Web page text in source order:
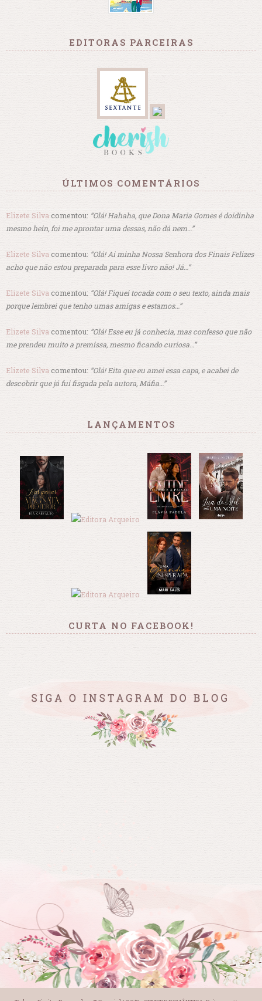
EDITORAS PARCEIRAS
ÚLTIMOS COMENTÁRIOS
Elizete Silva comentou: “Olá! Hahaha, que Dona Maria Gomes é doidinha
mesmo hein, foi me aprontar uma dessas, não dá nem…”
Elizete Silva comentou: “Olá! Ai minha Nossa Senhora dos Finais Felizes
acho que não estou preparada para esse livro não! Já…”
Elizete Silva comentou: “Olá! Fiquei tocada com o seu texto, ainda mais
porque lembrei que tenho umas amigas e estamos…”
Elizete Silva comentou: “Olá! Esse eu já conhecia, mas confesso que não
me prendeu muito a premissa, mesmo ficando curiosa…”
Elizete Silva comentou: “Olá! Eita que eu amei essa capa, e acabei de
descobrir que já fui fisgada pela autora, Máfia…”
LANÇAMENTOS
CURTA NO FACEBOOK!